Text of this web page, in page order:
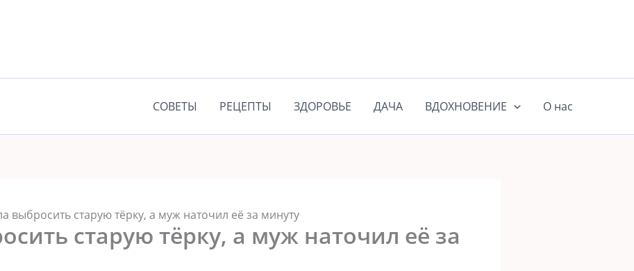
СОВЕТЫ РЕЦЕПТЫ ЗДОРОВЬЕ ДАЧА ВДОХНОВЕНИЕ О нас
выбросить старую тёрку, а муж наточил её за минуту
старую тёрку, а муж наточил её за